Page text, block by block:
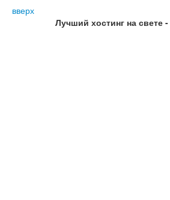
вверх
Лучший хостинг на свете -